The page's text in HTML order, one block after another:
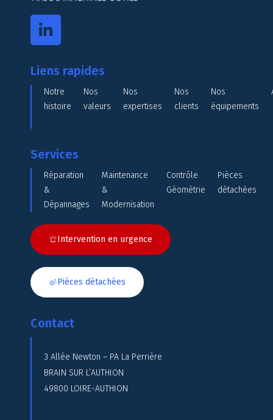
Liens rapides
Notre
histoire
Nos
valeurs
Nos
expertises
Nos
clients
Nos
équipements
Services
Réparation
&
Dépannages
Maintenance
&
Modernisation
Contrôle
Géométrie
Pièces
détachées
Intervention en urgence
Pièces détachées
Contact
3 Allée Newton – PA La Perrière
BRAIN SUR L’AUTHION
49800 LOIRE-AUTHION